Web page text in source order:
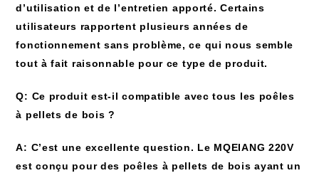
d’utilisation et de l’entretien apporté. Certains
utilisateurs rapportent plusieurs années de
fonctionnement sans problème, ce qui nous semble
tout à fait raisonnable pour ce type de produit.
Q: Ce produit est-il compatible avec tous les poêles
à pellets de bois ?
A: C’est une excellente question. Le MQEIANG 220V
est conçu pour des poêles à pellets de bois ayant un